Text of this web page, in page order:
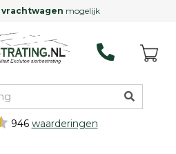
Laagste prijsgarantie
946 waarderingen